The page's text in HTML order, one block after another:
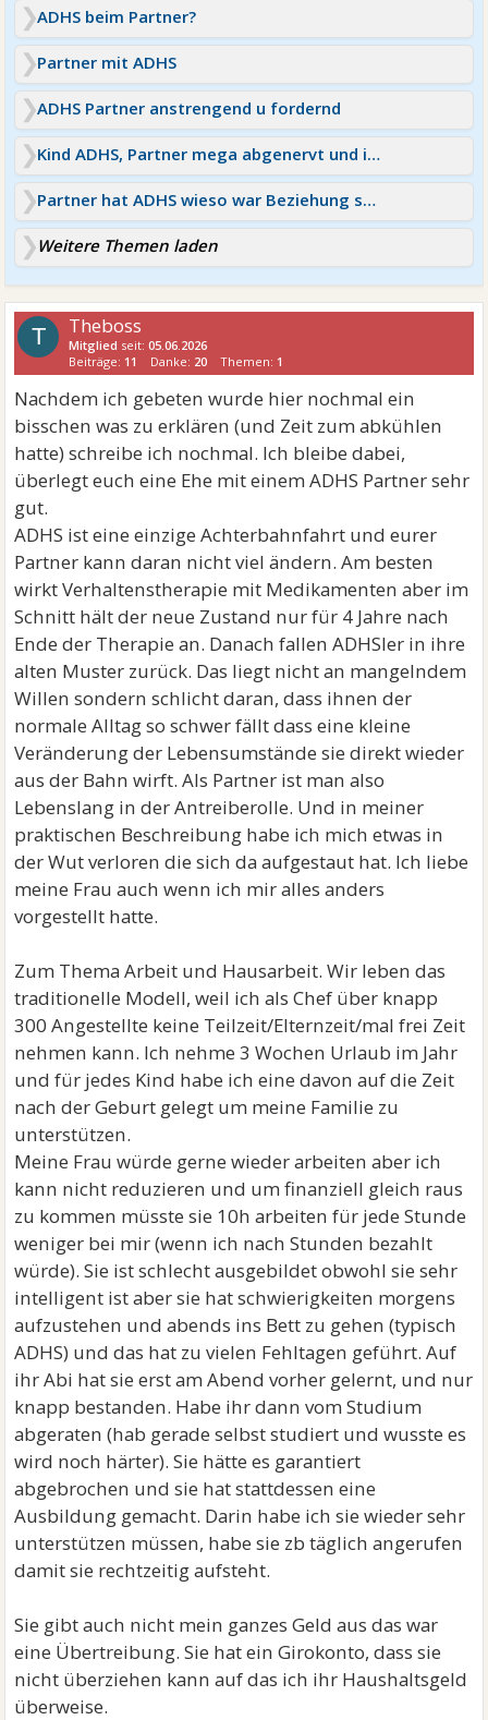
ADHS beim Partner?
Partner mit ADHS
ADHS Partner anstrengend u fordernd
Kind ADHS, Partner mega abgenervt und ich dazwischen
Partner hat ADHS wieso war Beziehung so schwierig?
Weitere Themen laden
T Theboss
Mitglied seit:05.06.2026
Beiträge: 11 Danke: 20 Themen: 1
Nachdem ich gebeten wurde hier nochmal ein
bisschen was zu erklären (und Zeit zum abkühlen
hatte) schreibe ich nochmal. Ich bleibe dabei,
überlegt euch eine Ehe mit einem ADHS Partner sehr
gut.
ADHS ist eine einzige Achterbahnfahrt und eurer
Partner kann daran nicht viel ändern. Am besten
wirkt Verhaltenstherapie mit Medikamenten aber im
Schnitt hält der neue Zustand nur für 4 Jahre nach
Ende der Therapie an. Danach fallen ADHSler in ihre
alten Muster zurück. Das liegt nicht an mangelndem
Willen sondern schlicht daran, dass ihnen der
normale Alltag so schwer fällt dass eine kleine
Veränderung der Lebensumstände sie direkt wieder
aus der Bahn wirft. Als Partner ist man also
Lebenslang in der Antreiberolle. Und in meiner
praktischen Beschreibung habe ich mich etwas in
der Wut verloren die sich da aufgestaut hat. Ich liebe
meine Frau auch wenn ich mir alles anders
vorgestellt hatte.
Zum Thema Arbeit und Hausarbeit. Wir leben das
traditionelle Modell, weil ich als Chef über knapp
300 Angestellte keine Teilzeit/Elternzeit/mal frei Zeit
nehmen kann. Ich nehme 3 Wochen Urlaub im Jahr
und für jedes Kind habe ich eine davon auf die Zeit
nach der Geburt gelegt um meine Familie zu
unterstützen.
Meine Frau würde gerne wieder arbeiten aber ich
kann nicht reduzieren und um finanziell gleich raus
zu kommen müsste sie 10h arbeiten für jede Stunde
weniger bei mir (wenn ich nach Stunden bezahlt
würde). Sie ist schlecht ausgebildet obwohl sie sehr
intelligent ist aber sie hat schwierigkeiten morgens
aufzustehen und abends ins Bett zu gehen (typisch
ADHS) und das hat zu vielen Fehltagen geführt. Auf
ihr Abi hat sie erst am Abend vorher gelernt, und nur
knapp bestanden. Habe ihr dann vom Studium
abgeraten (hab gerade selbst studiert und wusste es
wird noch härter). Sie hätte es garantiert
abgebrochen und sie hat stattdessen eine
Ausbildung gemacht. Darin habe ich sie wieder sehr
unterstützen müssen, habe sie zb täglich angerufen
damit sie rechtzeitig aufsteht.
Sie gibt auch nicht mein ganzes Geld aus das war
eine Übertreibung. Sie hat ein Girokonto, dass sie
nicht überziehen kann auf das ich ihr Haushaltsgeld
überweise.